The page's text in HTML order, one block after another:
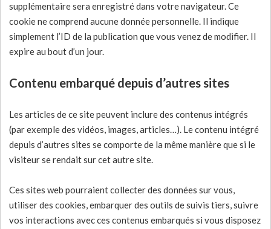
supplémentaire sera enregistré dans votre navigateur. Ce
cookie ne comprend aucune donnée personnelle. Il indique
simplement l’ID de la publication que vous venez de modifier. Il
expire au bout d’un jour.
Contenu embarqué depuis d’autres sites
Les articles de ce site peuvent inclure des contenus intégrés
(par exemple des vidéos, images, articles…). Le contenu intégré
depuis d’autres sites se comporte de la même manière que si le
visiteur se rendait sur cet autre site.
Ces sites web pourraient collecter des données sur vous,
utiliser des cookies, embarquer des outils de suivis tiers, suivre
vos interactions avec ces contenus embarqués si vous disposez